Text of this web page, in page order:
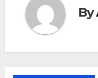
By